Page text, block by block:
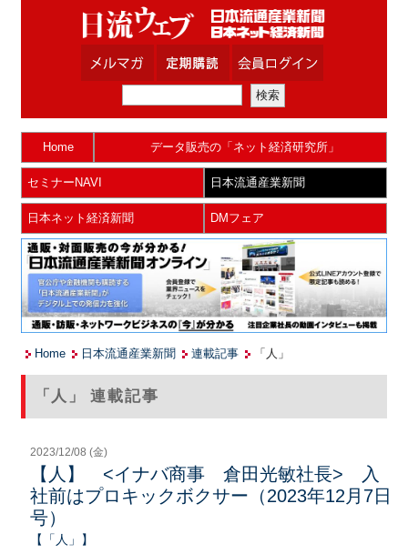
Home データ販売の「ネット経済研究所」
セミナーNAVI 日本流通産業新聞
日本ネット経済新聞 DMフェア
Home 日本流通産業新聞 連載記事 「人」
「人」 連載記事
2023/12/08 (金)
【人】 <イナバ商事 倉田光敏社長> 入
社前はプロキックボクサー（2023年12月7日
号）
【「人」】